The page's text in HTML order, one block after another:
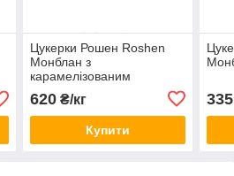
Цукерки Рошен Roshen
Монблан з
карамелізованим
подрібненим мигдалем 1кг
620₴/кг
Купити
335